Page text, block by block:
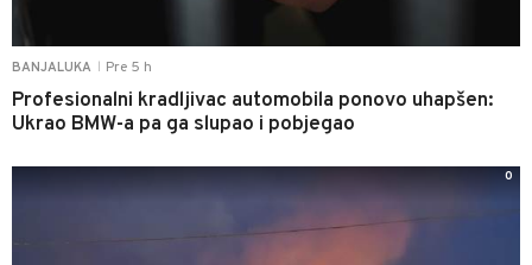
BANJALUKA Pre 5 h
Profesionalni kradljivac automobila ponovo uhapšen:
Ukrao BMW-a pa ga slupao i pobjegao
0